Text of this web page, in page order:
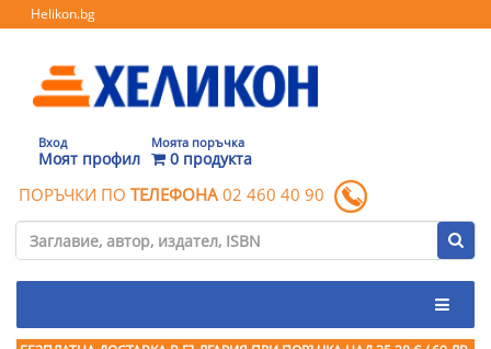
Helikon.bg
Вход
Моят профил
Моята поръчка
0 продукта
ПОРЪЧКИ ПО ТЕЛЕФОНА 02 460 40 90